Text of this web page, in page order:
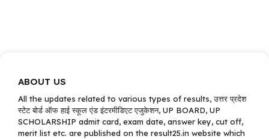
ABOUT US
All the updates related to various types of results, उत्तर प्रदेश
स्टेट बोर्ड ऑफ हाई स्कूल एंड इंटरमीडिएट एजुकेशन, UP BOARD, UP
SCHOLARSHIP admit card, exam date, answer key, cut off,
merit list etc. are published on the result25.in website which